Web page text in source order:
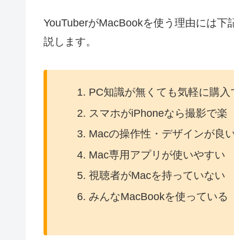
YouTuberがMacBookを使う理由には
説します。
PC知識が無くても気軽に購入
スマホがiPhoneなら撮影で楽
Macの操作性・デザインが良
Mac専用アプリが使いやすい
視聴者がMacを持っていない
みんなMacBookを使っている